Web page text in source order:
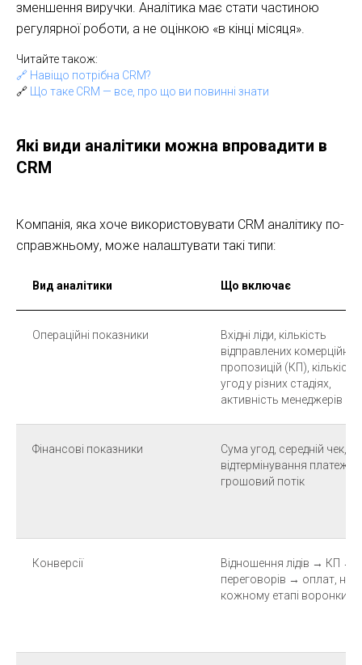
зменшення виручки. Аналітика має стати частиною
регулярної роботи, а не оцінкою «в кінці місяця».
Читайте також:
🔗 Навіщо потрібна CRM?
🔗 Що таке CRM — все, про що ви повинні знати
Які види аналітики можна впровадити в
CRM
Компанія, яка хоче використовувати CRM аналітику по-
справжньому, може налаштувати такі типи:
Вид аналітики Що включає
Операційні показники
Вхідні ліди, кількість
відправлених комерційних
пропозицій (КП), кількість
угод у різних стадіях,
активність менеджерів
Фінансові показники
Сума угод, середній чек,
відтермінування платежів,
грошовий потік
Конверсії
Відношення лідів → КП →
переговорів → оплат, на
кожному етапі воронки